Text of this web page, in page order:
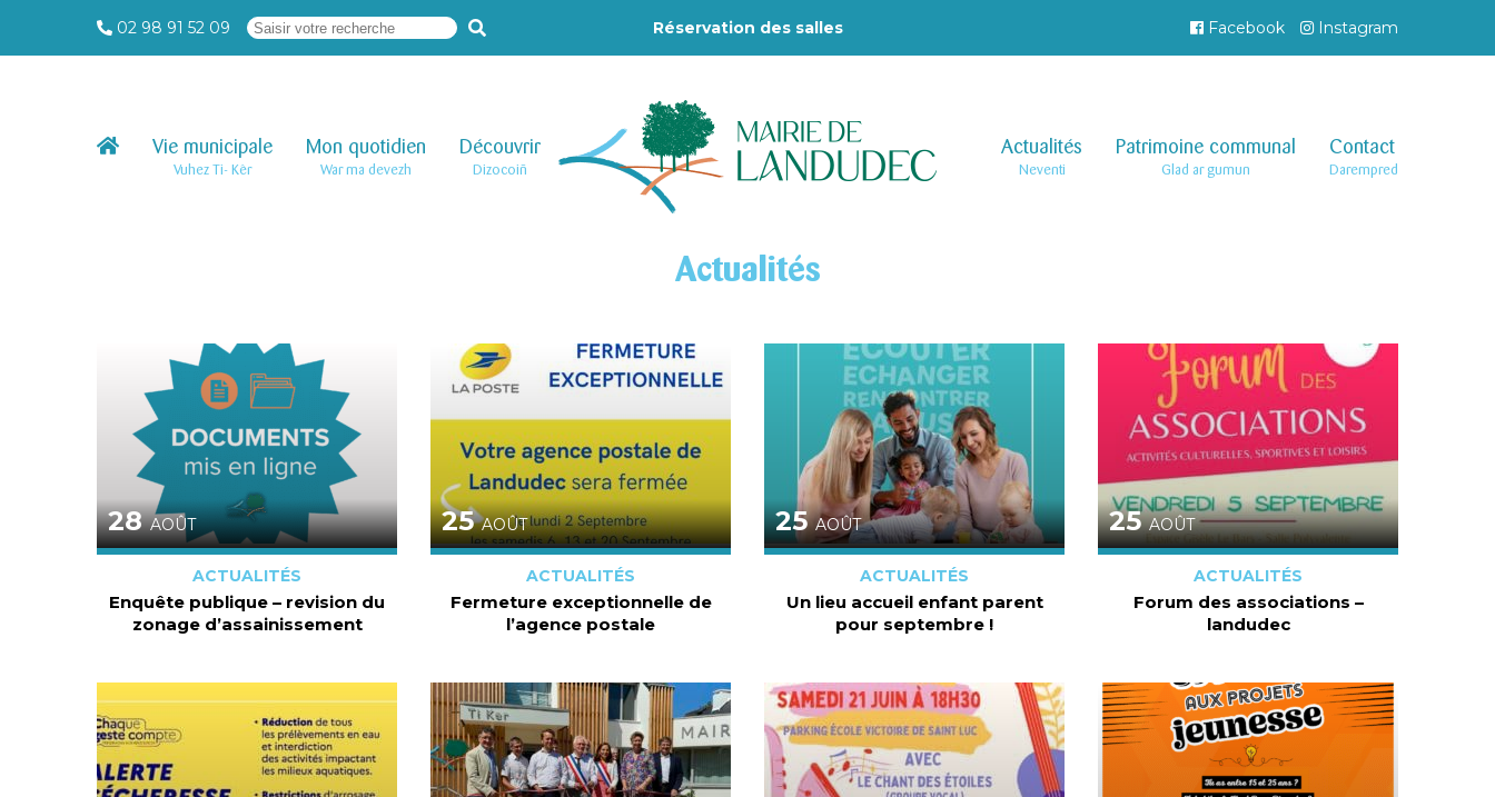
02 98 91 52 09 Réservation des salles Facebook Instagram
Vie municipale
Vuhez Ti- Kêr
Mon quotidien
War ma devezh
Découvrir
Dizocoiñ
Actualités
Neventi
Patrimoine communal
Glad ar gumun
Contact
Darempred
Actualités
28AOÛT
ACTUALITÉS
Enquête publique – revision du
zonage d’assainissement
25AOÛT
ACTUALITÉS
Fermeture exceptionnelle de
l’agence postale
25AOÛT
ACTUALITÉS
Un lieu accueil enfant parent
pour septembre !
25AOÛT
ACTUALITÉS
Forum des associations –
landudec